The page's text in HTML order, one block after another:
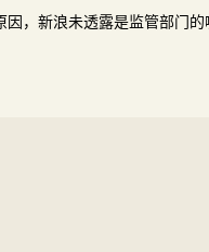
，新浪未透露是监管部门的